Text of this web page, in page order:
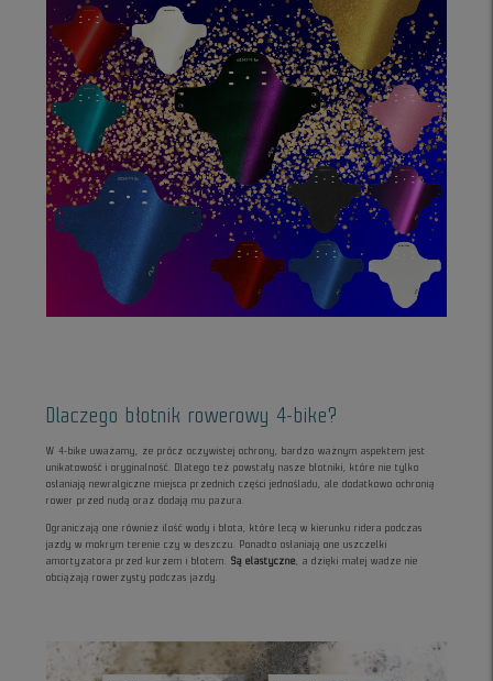
Dlaczego błotnik rowerowy 4-bike?
W 4-bike uważamy, że prócz oczywistej ochrony, bardzo ważnym aspektem jest
unikatowość i oryginalność. Dlatego też powstały nasze błotniki, które nie tylko
osłaniają newralgiczne miejsca przednich części jednośladu, ale dodatkowo ochronią
rower przed nudą oraz dodają mu pazura.
Ograniczają one również ilość wody i błota, które lecą w kierunku ridera podczas
jazdy w mokrym terenie czy w deszczu. Ponadto osłaniają one uszczelki
amortyzatora przed kurzem i błotem.Są elastyczne
, a dzięki małej wadze nie
obciążają rowerzysty podczas jazdy.